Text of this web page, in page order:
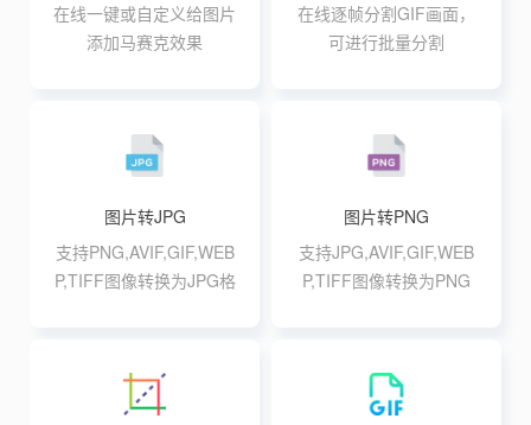
在线一键或自定义给图片
添加马赛克效果
在线逐帧分割GIF画面，
可进行批量分割
图片转JPG
支持PNG,AVIF,GIF,WEB
P,TIFF图像转换为JPG格
图片转PNG
支持JPG,AVIF,GIF,WEB
P,TIFF图像转换为PNG